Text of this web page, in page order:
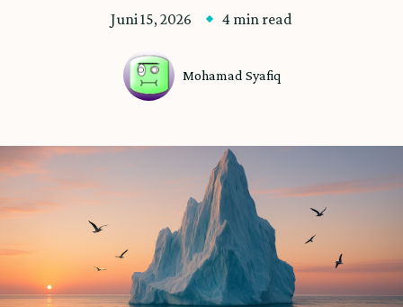
Juni 15, 2026 4 min read
Mohamad Syafiq